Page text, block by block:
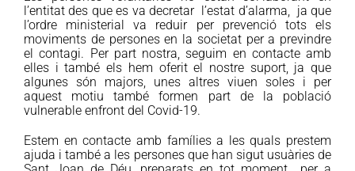
l’entitat des que es va decretar l’estat d’alarma, ja que
l’ordre ministerial va reduir per prevenció tots els
moviments de persones en la societat per a previndre
el contagi. Per part nostra, seguim en contacte amb
elles i també els hem oferit el nostre suport, ja que
algunes són majors, unes altres viuen soles i per
aquest motiu també formen part de la població
vulnerable enfront del Covid-19.
Estem en contacte amb famílies a les quals prestem
ajuda i també a les persones que han sigut usuàries de